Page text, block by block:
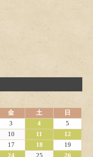
金 土
日
3 4
5
10 11
12
17 18
19
24 25
26